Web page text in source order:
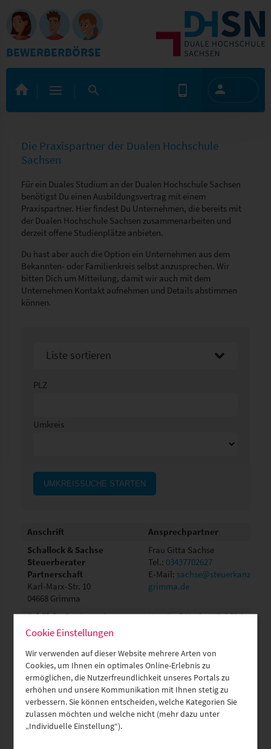
BEWERBERBÖRSE
Die Praxispartner der Dualen Hochschule
Sachsen
Für ein Duales Studium an der Dualen Hochschule Sachsen
benötigst Du einen Ausbildungsvertrag mit einem
Praxispartner. Hier findest Du Unternehmen, die bereits mit
der Dualen Hochschule Sachsen zusammenarbeiten und
derzeit offene Studienplätze anbieten.
Du hast aber auch die Option ein Unternehmen aus dem
Bekannten- oder Familienkreis selbst anzusprechen. Wir
bitten Dich um Mitteilung, damit wir auch mit dem
Unternehmen Kontakt aufnehmen und Details abstimmen
können.
Liste sortieren
PLZ
Umkreis
UMKREISSUCHE STARTEN
Anschrift
Ansprechpartner
Schallock & Sachse
Steuerberater
Partnerschaft
Karl-Marx-Str. 10
04668 Grimma
Frau Gitta Sachse
Tel.: 03437702627
E-Mail: sachse@steuerkanzlei-
grimma.de
Schälzky Bauingenieure
GmbH
08371 Glauchau
Herr Prof. Norbert Schälzky
Scheibe
Planungsgesellschaft für
Gebäudetechnik mbH
Wildparkstraße 3
09247 Chemnitz
Herr Dipl.-Ing. Dirk Scholz
Tel.:03722/599750
E-Mail:info@scheibe-
planungsgesellschaft.com
Cookie Einstellungen
Wir verwenden auf dieser Website mehrere Arten von
Cookies, um Ihnen ein optimales Online-Erlebnis zu
ermöglichen, die Nutzerfreundlichkeit unseres Portals zu
erhöhen und unsere Kommunikation mit Ihnen stetig zu
verbessern. Sie können entscheiden, welche Kategorien Sie
zulassen möchten und welche nicht (mehr dazu unter
„Individuelle Einstellung“).